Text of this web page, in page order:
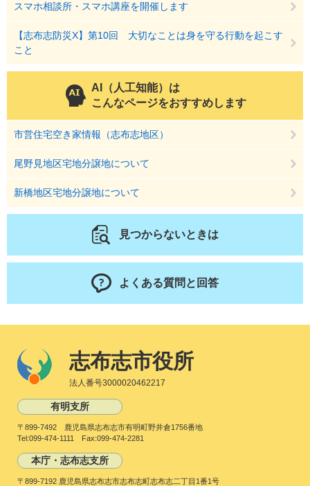
スマホ相談所・スマホ講座を開催します
【志布志防災X】第10回 大切なことは身を守る行動を起こす
こと
AI（人工知能）は
こんなページをおすすめします
市営住宅空き家情報（志布志地区）
尾野見地区宅地分譲地について
新橋地区宅地分譲地について
見つからないときは
よくある質問と回答
志布志市役所
法人番号3000020462217
有明支所
〒899-7492 鹿児島県志布志市有明町野井倉1756番地
Tel:099-474-1111 Fax:099-474-2281
本庁・志布志支所
〒899-7192 鹿児島県志布志市志布志町志布志二丁目1番1号